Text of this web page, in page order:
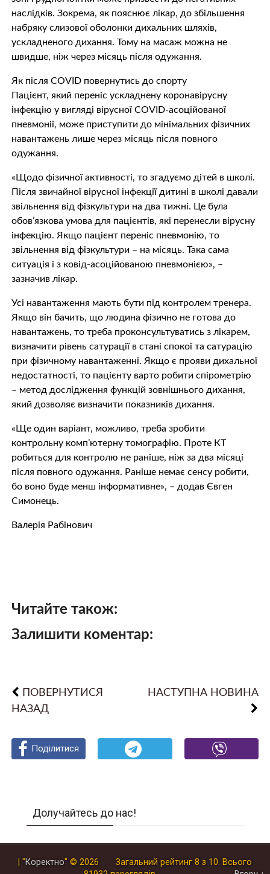
наслідків. Зокрема, як пояснює лікар, до збільшення
набряку слизової оболонки дихальних шляхів,
ускладненого дихання. Тому на масаж можна не
швидше, ніж через місяць після одужання.
Як після COVID повернутись до спорту
Пацієнт, який переніс ускладнену коронавірусну
інфекцію у вигляді вірусної COVID-асоційованої
пневмонії, може приступити до мінімальних фізичних
навантажень лише через місяць після повного
одужання.
«Щодо фізичної активності, то згадуємо дітей в школі.
Після звичайної вірусної інфекції дитині в школі давали
звільнення від фізкультури на два тижні. Це була
обов’язкова умова для пацієнтів, які перенесли вірусну
інфекцію. Якщо пацієнт переніс пневмонію, то
звільнення від фізкультури – на місяць. Така сама
ситуація і з ковід-асоційованою пневмонією», –
зазначив лікар.
Усі навантаження мають бути під контролем тренера.
Якщо він бачить, що людина фізично не готова до
навантажень, то треба проконсультуватись з лікарем,
визначити рівень сатурації в стані спокої та сатурацію
при фізичному навантаженні. Якщо є прояви дихальної
недостатності, то пацієнту варто робити спірометрію
– метод дослідження функцій зовнішнього дихання,
який дозволяє визначити показників дихання.
«Ще один варіант, можливо, треба зробити
контрольну комп’ютерну томографію. Проте КТ
робиться для контролю не раніше, ніж за два місяці
після повного одужання. Раніше немає сенсу робити,
бо воно буде менш інформативне», – додав Євген
Симонець.
Валерія Рабінович
Читайте також:
Залишити коментар:
ПОВЕРНУТИСЯ
НАЗАД
НАСТУПНА НОВИНА
Поділитися
Долучайтесь до нас!
| "Коректно" © 2026 Загальний рейтинг 8 з 10. Всього